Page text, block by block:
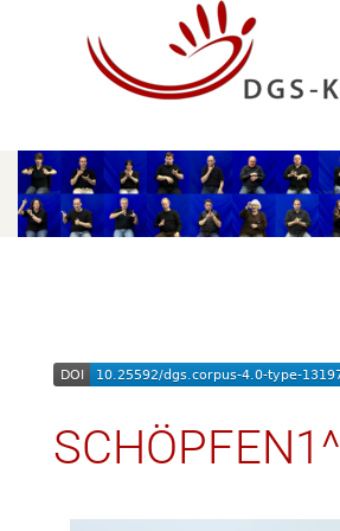
SCHÖPFEN1^